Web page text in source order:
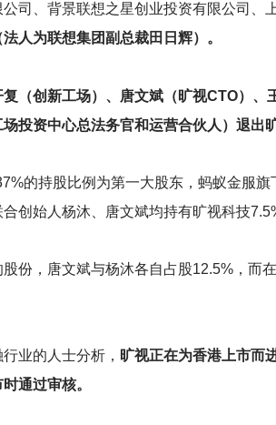
公司、背景联想之星创业投资有限公司
法人为联想集团副总裁田日辉）。
（创新工场）、唐文斌（旷视CTO）
投资中心总法务官和运营合伙人）退出
的持股比例为第一大股东，蚂蚁金服
创始人杨沐、唐文斌均持有旷视科技
份，唐文斌与杨沐各自占股12.5%，而
业的人士分析， 旷视正在为香港上市而
通过审核。